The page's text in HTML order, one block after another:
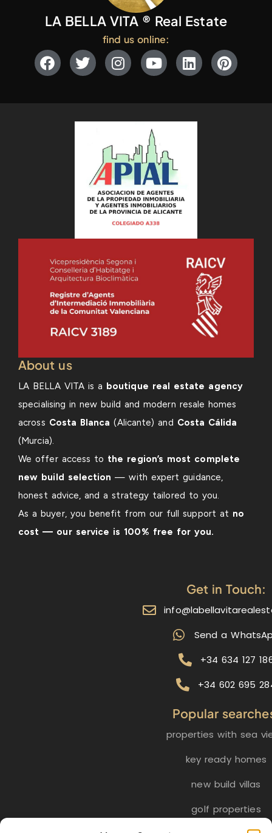
LA BELLA VITA ® Real Estate
find us online:
About us
LA BELLA VITA is a boutique real estate agency
specialising in new build and modern resale homes
across Costa Blanca(Alicante) and Costa Cálida
(Murcia).
We offer access to the region’s most complete
new build selection — with expert guidance,
honest advice, and a strategy tailored to you.
As a buyer, you benefit from our full support at no
cost — our service is 100% free for you.
Get in Touch:
Send a
+34 634 127
+34 602 695
Popular
properties with sea
key ready homes
new build villas
golf properties